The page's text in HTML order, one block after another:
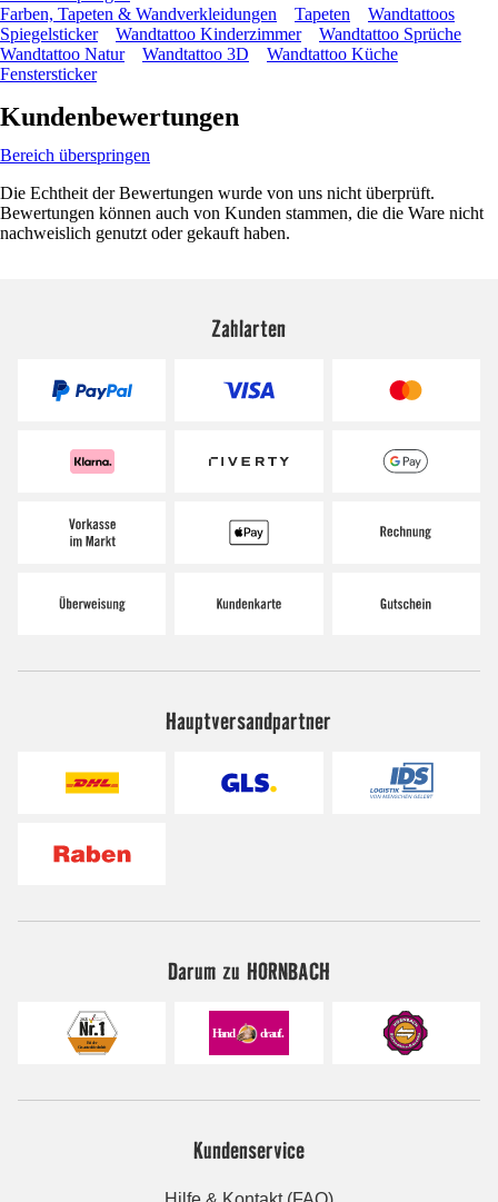
Farben, Tapeten & Wandverkleidungen
Tapeten
Wandtattoos
Spiegelsticker
Wandtattoo Kinderzimmer
Wandtattoo Sprüche
Wandtattoo Natur
Wandtattoo 3D
Wandtattoo Küche
Fenstersticker
Kundenbewertungen
Bereich überspringen
Die Echtheit der Bewertungen wurde von uns nicht überprüft.
Bewertungen können auch von Kunden stammen, die die Ware nicht
nachweislich genutzt oder gekauft haben.
Zahlarten
Hauptversandpartner
Darum zu HORNBACH
Kundenservice